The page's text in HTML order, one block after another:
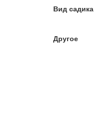
Вид садика
Другое